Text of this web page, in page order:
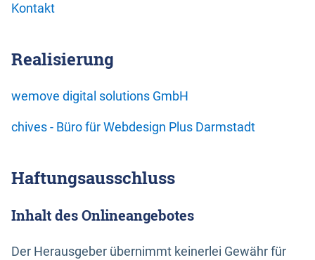
Kontakt
Realisierung
wemove digital solutions GmbH
chives - Büro für Webdesign Plus Darmstadt
Haftungsausschluss
Inhalt des Onlineangebotes
Der Herausgeber übernimmt keinerlei Gewähr für